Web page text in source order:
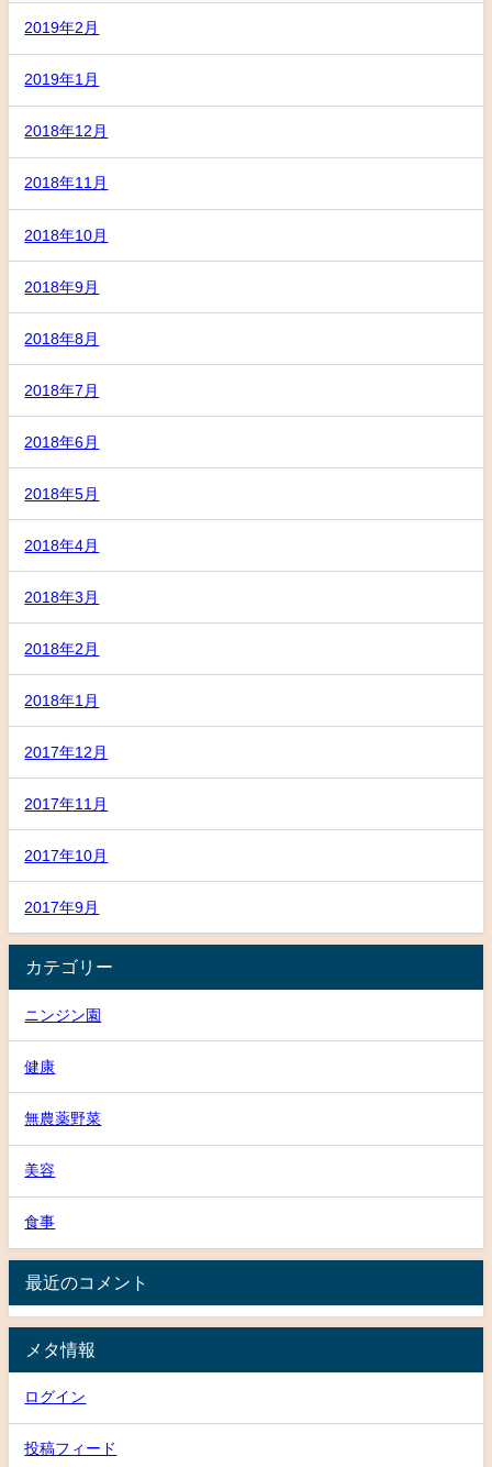
2019年2月
2019年1月
2018年12月
2018年11月
2018年10月
2018年9月
2018年8月
2018年7月
2018年6月
2018年5月
2018年4月
2018年3月
2018年2月
2018年1月
2017年12月
2017年11月
2017年10月
2017年9月
カテゴリー
ニンジン園
健康
無農薬野菜
美容
食事
最近のコメント
メタ情報
ログイン
投稿フィード